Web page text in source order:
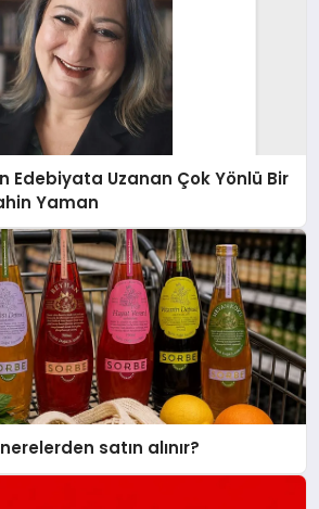
Edebiyata Uzanan Çok Yönlü Bir
Yaman
satın alınır?